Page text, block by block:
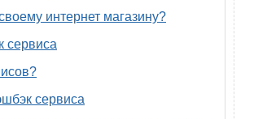
интернет магазину?
сервиса
сервиса